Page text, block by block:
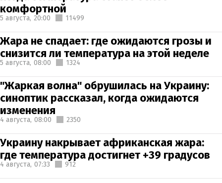
комфортной
5 августа, 20:00 11499
Жара не спадает: где ожидаются грозы и
снизится ли температура на этой неделе
5 августа, 08:00 1324
"Жаркая волна" обрушилась на Украину:
синоптик рассказал, когда ожидаются
изменения
4 августа, 08:00 2350
Украину накрывает африканская жара:
где температура достигнет +39 градусов
4 августа, 07:33 912